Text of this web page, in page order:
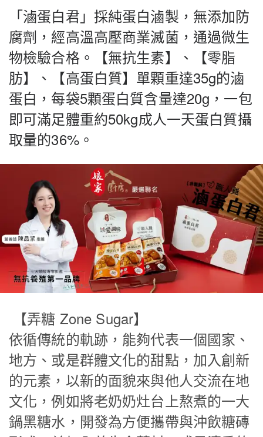
「滷蛋白君」採純蛋白滷製，無添加防
腐劑，經高溫高壓商業滅菌，通過微生
物檢驗合格。【無抗生素】、【零脂
肪】、【高蛋白質】單顆重達35g的滷
蛋白，每袋5顆蛋白質含量達20g，一包
即可滿足體重約50kg成人一天蛋白質攝
取量的36%。
【弄糖 Zone Sugar】
依循傳統的軌跡，能夠代表一個國家、
地方、或是群體文化的甜點，加入創新
的元素，以新的面貌來與他人交流在地
文化，例如將老奶奶灶台上熬煮的一大
鍋黑糖水，開發為方便攜帶與沖飲糖磚